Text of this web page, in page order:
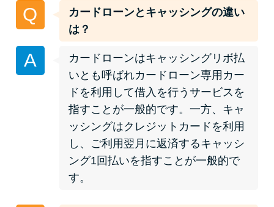
得した話
ードローン
特集ページ一覧
種類や特徴で探す
銀行カードローンを選ぶべき4つ
Q
カードローンとキャッシングの違い
は？
A
カードローンはキャッシングリボ払
いとも呼ばれカードローン専用カー
ドを利用して借入を行うサービスを
指すことが一般的です。一方、キャ
ッシングはクレジットカードを利用
し、ご利用翌月に返済するキャッシ
ング1回払いを指すことが一般的で
す。